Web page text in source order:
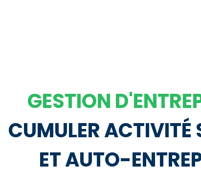
GESTION
CUMULER ACTIVITÉ
ET AUTO-